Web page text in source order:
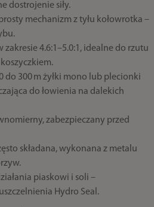
dostrojenie siły.
mechanizm z tyłu kołowrotka –
zakresie 4.6:1–5.0:1, idealne do rzutu
do 300 m żyłki mono lub plecionki
do łowienia na dalekich
zabezpieczany przed
składana, wykonana z metalu
piaskowi i soli –
Hydro Seal.